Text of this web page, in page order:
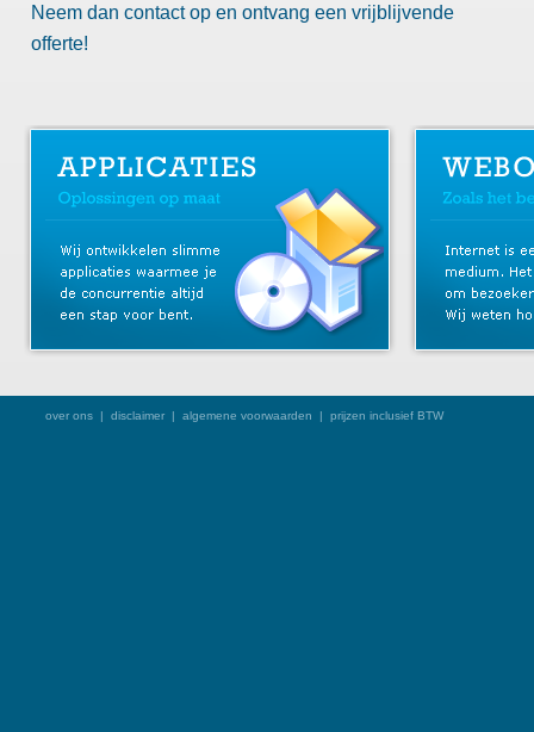
Neem dan contact op en ontvang een vrijblijvende
offerte!
over ons | disclaimer | algemene voorwaarden | prijzen inclusief BTW